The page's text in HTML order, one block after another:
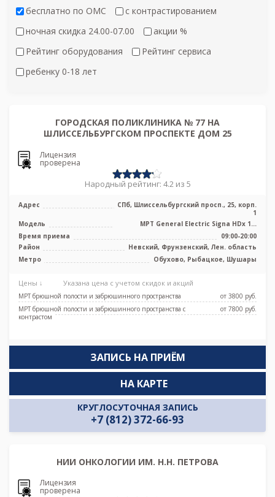
бесплатно по ОМС
с контрастированием
ночная скидка 24.00-07.00
акции %
Рейтинг оборудования
Рейтинг сервиса
ребенку 0-18 лет
ГОРОДСКАЯ ПОЛИКЛИНИКА № 77 НА
ШЛИССЕЛЬБУРГСКОМ ПРОСПЕКТЕ ДОМ 25
Лицензия
проверена
Народный рейтинг: 4.2 из 5
Адрес
СПб, Шлиссельбургский просп., 25, корп.
1
Модель
МРТ General Electric Signa HDх 1.5
Время приема
09:00-20:00
Район
Невский, Фрунзенский, Лен. область
Метро
Обухово, Рыбацкое, Шушары
Цены ↓ Указана цена с учетом скидок и акций
МРТ брюшной полости и забрюшинного пространства
от 3800 pуб.
МРТ брюшной полости и забрюшинного пространства с
контрастом
от 7800 pуб.
ЗАПИСЬ НА ПРИЁМ
КРУГЛОСУТОЧНАЯ ЗАПИСЬ
+7 (812) 372-66-93
НА КАРТЕ
НИИ ОНКОЛОГИИ ИМ. Н.Н. ПЕТРОВА
Лицензия
проверена